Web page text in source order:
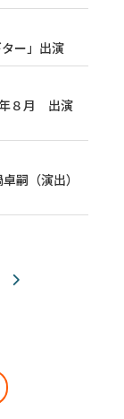
ー」出演
８月 出演
嗣（演出）